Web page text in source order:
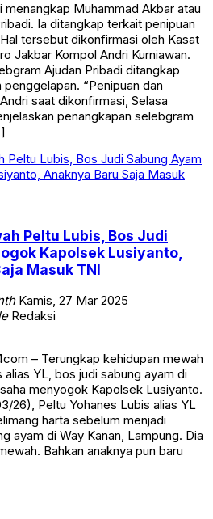
Muhammad Akbar atau
Ia ditangkap terkait penipuan
tersebut dikonfirmasi oleh Kasat
Jakbar Kompol Andri Kurniawan.
Ajudan Pribadi ditangkap
“Penipuan dan
saat dikonfirmasi, Selasa
penangkapan selebgram
Peltu Lubis, Bos Judi
Kapolsek Lusiyanto,
Masuk TNI
Kamis, 27 Mar 2025
Redaksi
– Terungkap kehidupan mewah
alias YL, bos judi sabung ayam di
menyogok Kapolsek Lusiyanto.
26), Peltu Yohanes Lubis alias YL
harta sebelum menjadi
ayam di Way Kanan, Lampung. Dia
Bahkan anaknya pun baru